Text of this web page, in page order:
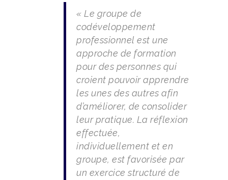
« Le groupe de
codéveloppement
professionnel est une
approche de formation
pour des personnes qui
croient pouvoir apprendre
les unes des autres afin
d’améliorer, de consolider
leur pratique. La réflexion
effectuée,
individuellement et en
groupe, est favorisée par
un exercice structuré de